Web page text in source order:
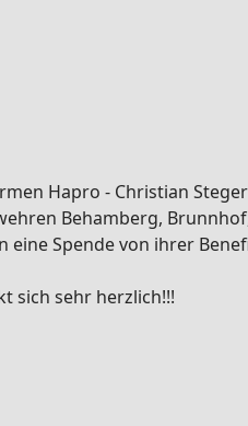
Hapro - Christian
Behamberg,
eine Spende von ihrer
sich sehr herzlich!!!